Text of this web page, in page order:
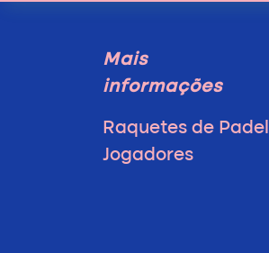
Mais
informações
Raquetes de Padel
Jogadores